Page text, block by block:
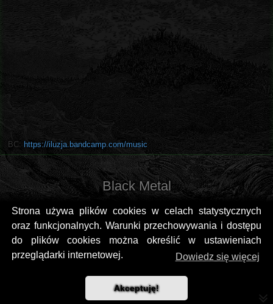
Strona używa plików cookies w celach statystycznych
oraz funkcjonalnych. Warunki przechowywania i dostępu
do plików cookies można określić w ustawieniach
przeglądarki internetowej.
Dowiedz się więcej
Akceptuję!
BC: https://iluzja.bandcamp.com/music
Black Metal